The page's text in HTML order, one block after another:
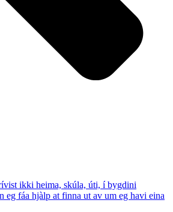
ikki heima, skúla, úti, í bygdini
eg fáa hjàlp at finna ut av um eg havi eina